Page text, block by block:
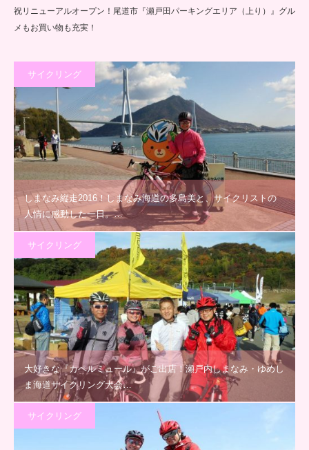
祝リニューアルオープン！尾道市『瀬戸田パーキングエリア（上り）』グル
メもお買い物も充実！
サイクリング
しまなみ縦走2016！しまなみ海道の多島美と、サイクリストの
人情に感動した一日。…
サイクリング
大好きな『カペルミュール』がご出店！瀬戸内しまなみ・ゆめし
ま海道サイクリング大会…
サイクリング